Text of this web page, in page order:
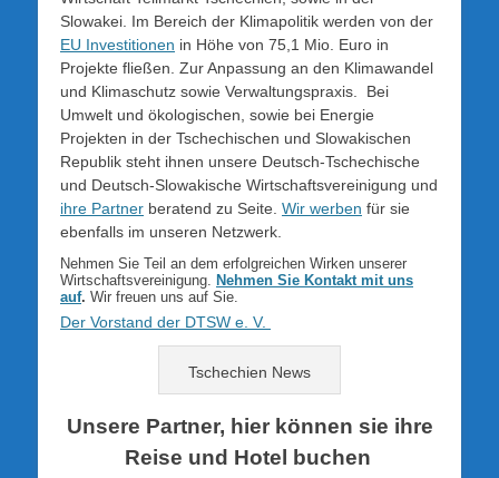
Slowakei. Im Bereich der Klimapolitik werden von der
EU Investitionen in Höhe von 75,1 Mio. Euro in
Projekte fließen. Zur Anpassung an den Klimawandel
und Klimaschutz sowie Verwaltungspraxis. Bei
Umwelt und ökologischen, sowie bei Energie
Projekten in der Tschechischen und Slowakischen
Republik steht ihnen unsere Deutsch-Tschechische
und Deutsch-Slowakische Wirtschaftsvereinigung und
ihre Partner beratend zu Seite. Wir werben für sie
ebenfalls im unseren Netzwerk.
Nehmen Sie Teil an dem erfolgreichen Wirken unserer
Wirtschaftsvereinigung. Nehmen Sie Kontakt mit uns
auf. Wir freuen uns auf Sie.
Der Vorstand der DTSW e. V.
Tschechien News
Unsere Partner, hier können sie ihre
Reise und Hotel buchen